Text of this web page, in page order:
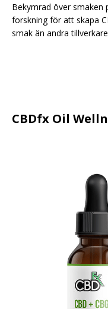
Bekymrad över
forskning för att skapa
smak än andra
CBDfx Oil